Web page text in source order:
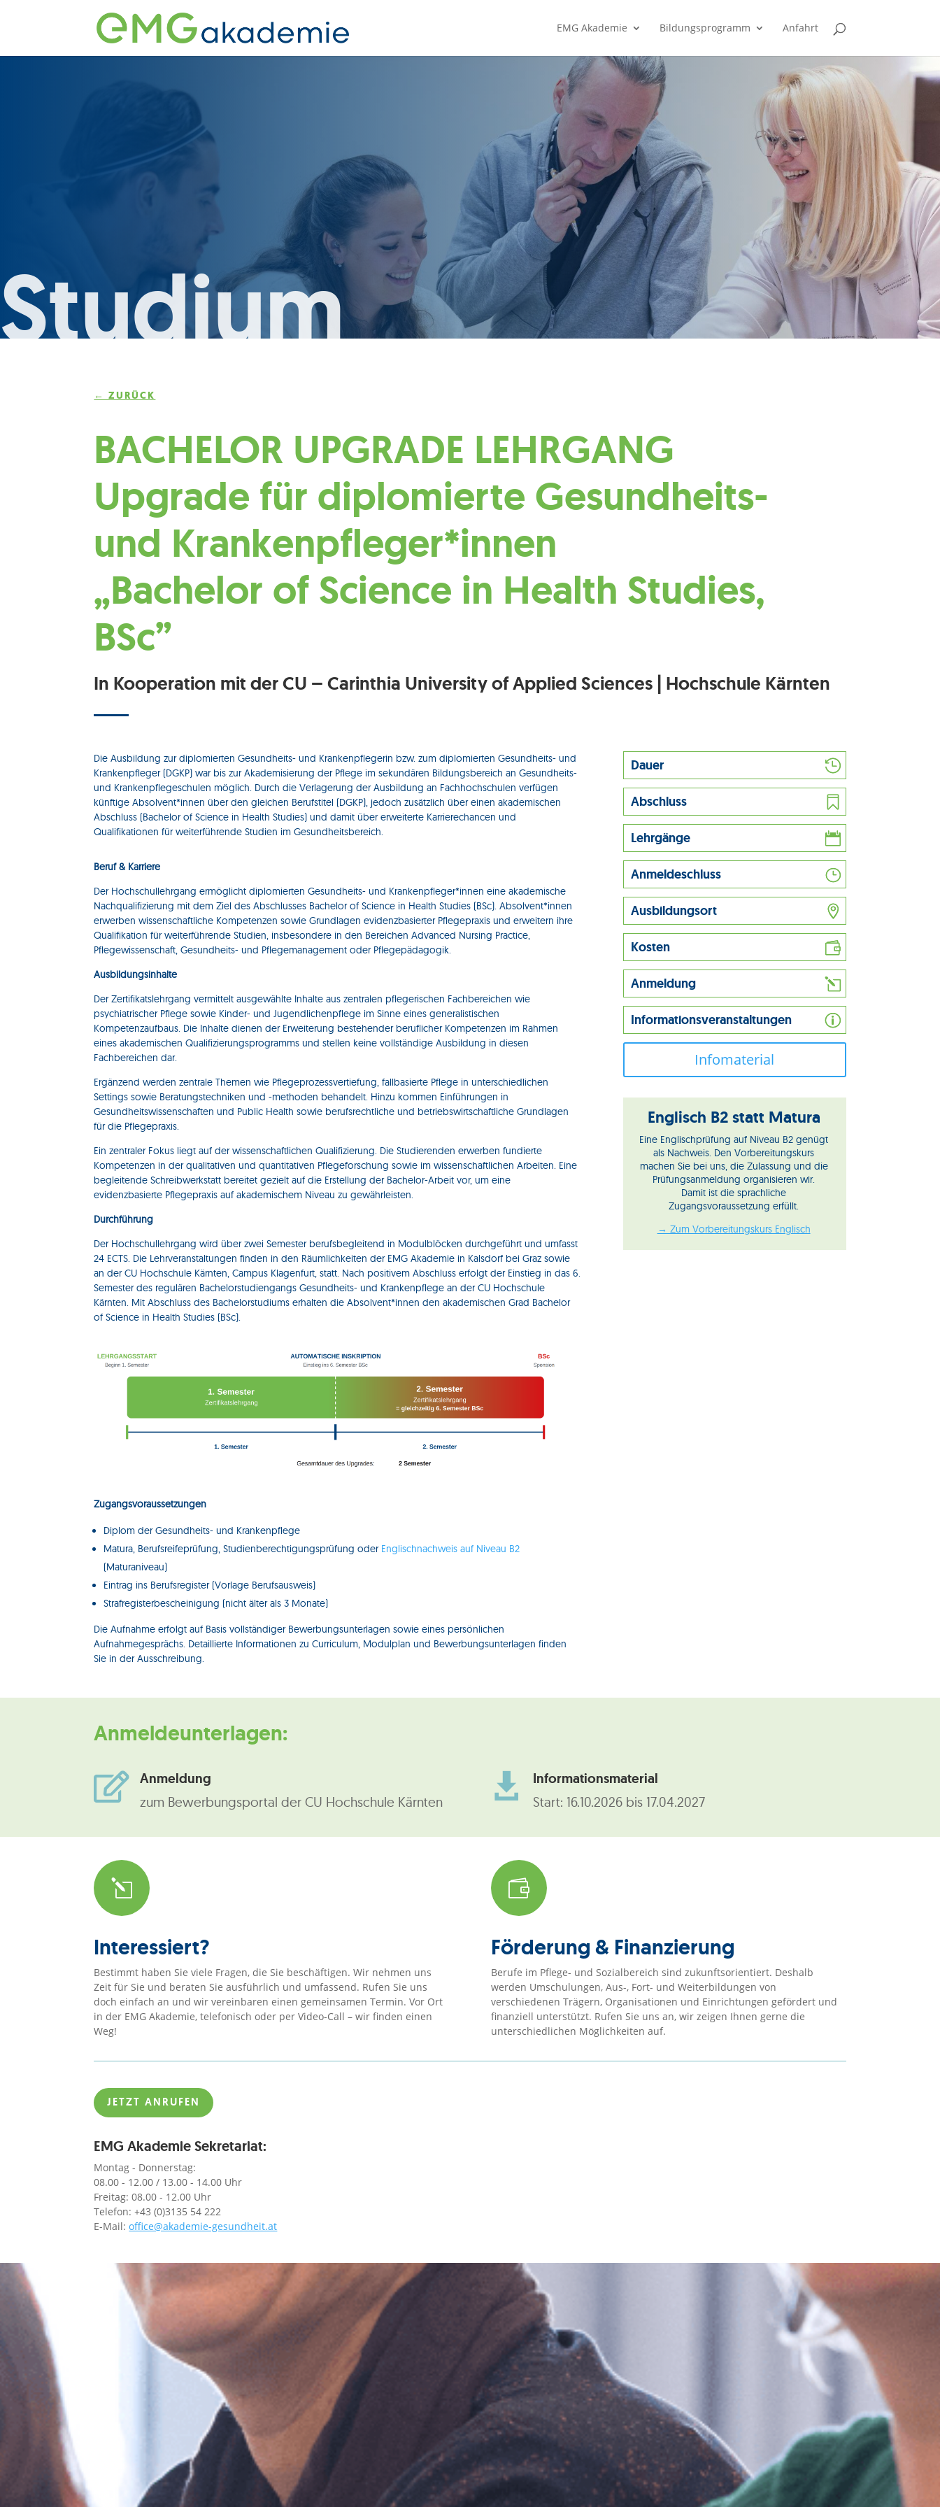
EMG Akademie Bildungsprogramm Anfahrt
Studium
← ZURÜCK
BACHELOR UPGRADE LEHRGANG
Upgrade für diplomierte Gesundheits-
und Krankenpfleger*innen
„Bachelor of Science in Health Studies,
BSc”
In Kooperation mit der CU – Carinthia University of Applied Sciences | Hochschule Kärnten
Die Ausbildung zur diplomierten Gesundheits- und Krankenpflegerin bzw. zum diplomierten Gesundheits- und
Krankenpfleger (DGKP) war bis zur Akademisierung der Pflege im sekundären Bildungsbereich an Gesundheits-
und Krankenpflegeschulen möglich. Durch die Verlagerung der Ausbildung an Fachhochschulen verfügen
künftige Absolvent*innen über den gleichen Berufstitel (DGKP), jedoch zusätzlich über einen akademischen
Abschluss (Bachelor of Science in Health Studies) und damit über erweiterte Karrierechancen und
Qualifikationen für weiterführende Studien im Gesundheitsbereich.
Beruf & Karriere
Der Hochschullehrgang ermöglicht diplomierten Gesundheits- und Krankenpfleger*innen eine akademische
Nachqualifizierung mit dem Ziel des Abschlusses Bachelor of Science in Health Studies (BSc). Absolvent*innen
erwerben wissenschaftliche Kompetenzen sowie Grundlagen evidenzbasierter Pflegepraxis und erweitern ihre
Qualifikation für weiterführende Studien, insbesondere in den Bereichen Advanced Nursing Practice,
Pflegewissenschaft, Gesundheits- und Pflegemanagement oder Pflegepädagogik.
Ausbildungsinhalte
Der Zertifikatslehrgang vermittelt ausgewählte Inhalte aus zentralen pflegerischen Fachbereichen wie
psychiatrischer Pflege sowie Kinder- und Jugendlichenpflege im Sinne eines generalistischen
Kompetenzaufbaus. Die Inhalte dienen der Erweiterung bestehender beruflicher Kompetenzen im Rahmen
eines akademischen Qualifizierungsprogramms und stellen keine vollständige Ausbildung in diesen
Fachbereichen dar.
Ergänzend werden zentrale Themen wie Pflegeprozessvertiefung, fallbasierte Pflege in unterschiedlichen
Settings sowie Beratungstechniken und -methoden behandelt. Hinzu kommen Einführungen in
Gesundheitswissenschaften und Public Health sowie berufsrechtliche und betriebswirtschaftliche Grundlagen
für die Pflegepraxis.
Ein zentraler Fokus liegt auf der wissenschaftlichen Qualifizierung. Die Studierenden erwerben fundierte
Kompetenzen in der qualitativen und quantitativen Pflegeforschung sowie im wissenschaftlichen Arbeiten. Eine
begleitende Schreibwerkstatt bereitet gezielt auf die Erstellung der Bachelor-Arbeit vor, um eine
evidenzbasierte Pflegepraxis auf akademischem Niveau zu gewährleisten.
Durchführung
Der Hochschullehrgang wird über zwei Semester berufsbegleitend in Modulblöcken durchgeführt und umfasst
24 ECTS. Die Lehrveranstaltungen finden in den Räumlichkeiten der EMG Akademie in Kalsdorf bei Graz sowie
an der CU Hochschule Kärnten, Campus Klagenfurt, statt. Nach positivem Abschluss erfolgt der Einstieg in das 6.
Semester des regulären Bachelorstudiengangs Gesundheits- und Krankenpflege an der CU Hochschule
Kärnten. Mit Abschluss des Bachelorstudiums erhalten die Absolvent*innen den akademischen Grad Bachelor
of Science in Health Studies (BSc).
Zugangsvoraussetzungen
Diplom der Gesundheits- und Krankenpflege
Matura, Berufsreifeprüfung, Studienberechtigungsprüfung oder Englischnachweis auf Niveau B2
(Maturaniveau)
Eintrag ins Berufsregister (Vorlage Berufsausweis)
Strafregisterbescheinigung (nicht älter als 3 Monate)
Die Aufnahme erfolgt auf Basis vollständiger Bewerbungsunterlagen sowie eines persönlichen
Aufnahmegesprächs. Detaillierte Informationen zu Curriculum, Modulplan und Bewerbungsunterlagen finden
Sie in der Ausschreibung.
Dauer
Abschluss
Lehrgänge
Anmeldeschluss
Ausbildungsort
Kosten
Anmeldung
Informationsveranstaltungen
Infomaterial
Englisch B2 statt Matura
Eine Englischprüfung auf Niveau B2 genügt
als Nachweis. Den Vorbereitungskurs
machen Sie bei uns, die Zulassung und die
Prüfungsanmeldung organisieren wir.
Damit ist die sprachliche
Zugangsvoraussetzung erfüllt.
→ Zum Vorbereitungskurs Englisch
Anmeldeunterlagen:
 Anmeldung
zum Bewerbungsportal der CU Hochschule Kärnten  Informationsmaterial
Start: 16.10.2026 bis 17.04.2027
l
Interessiert?
Bestimmt haben Sie viele Fragen, die Sie beschäftigen.Wir nehmen uns
Zeit für Sie und beraten Sie ausführlich und umfassend. Rufen Sie uns
doch einfach an und wir vereinbaren einen gemeinsamen Termin.Vor Ort
in der EMG Akademie, telefonisch oder per Video-Call – wir finden einen
Weg!

Förderung & Finanzierung
Berufe im Pflege- und Sozialbereich sind zukunftsorientiert. Deshalb
werden Umschulungen, Aus-, Fort- und Weiterbildungen von
verschiedenen Trägern, Organisationen und Einrichtungen gefördert und
finanziell unterstützt. Rufen Sie uns an, wir zeigen Ihnen gerne die
unterschiedlichen Möglichkeiten auf.
JETZT ANRUFEN
EMG Akademie Sekretariat:
Montag - Donnerstag:
08.00 - 12.00 / 13.00 - 14.00 Uhr
Freitag: 08.00 - 12.00 Uhr
Telefon: +43 (0)3135 54 222
E-Mail:office@akademie-gesundheit.at